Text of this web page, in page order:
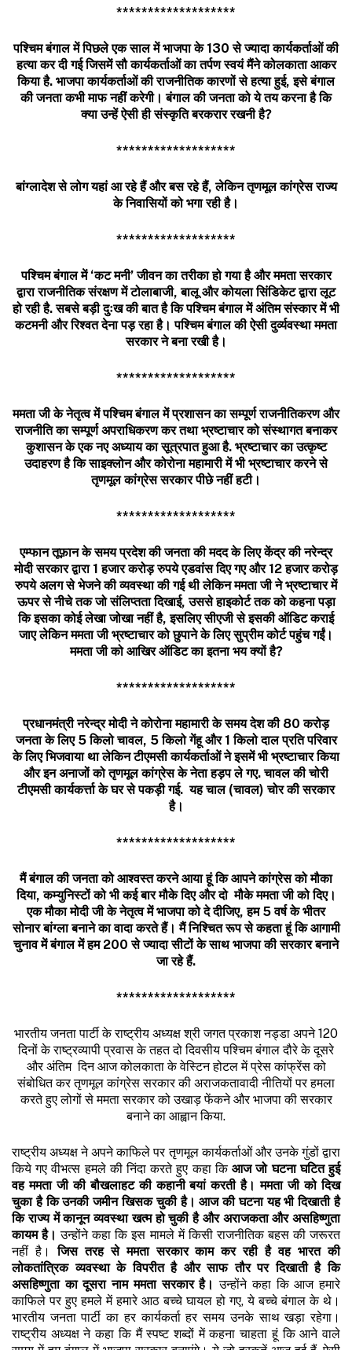
*******************
पश्चिम बंगाल में पिछले एक साल में भाजपा के 130 से ज्यादा कार्यकर्ताओं की
हत्या कर दी गई जिसमें सौ कार्यकर्ताओं का तर्पण स्वयं मैंने कोलकाता आकर
किया है. भाजपा कार्यकर्ताओं की राजनीतिक कारणों से हत्या हुई,इसे बंगाल
की जनता कभी माफ नहीं करेगी। बंगाल की जनता को ये तय करना है कि
क्या उन्हें ऐसी ही संस्कृति बरकरार रखनी है?
*******************
बांग्लादेश से लोग यहां आ रहे हैं और बस रहे हैं,लेकिन तृणमूल कांग्रेस राज्य
के निवासियों को भगा रही है।
*******************
पश्चिम बंगाल में ‘कट मनी’ जीवन का तरीका हो गया है और ममता सरकार
द्वारा राजनीतिक संरक्षण में टोलाबाजी,बालू और कोयला सिंडिकेट द्वारा लूट
हो रही है. सबसे बड़ी दुःख की बात है कि पश्चिम बंगाल में अंतिम संस्कार में भी
कटमनी और रिश्वत देना पड़ रहा है। पश्चिम बंगाल की ऐसी दुर्व्यवस्था ममता
सरकार ने बना रखी है।
*******************
ममता जी के नेतृत्व में पश्चिम बंगाल में प्रशासन का सम्पूर्ण राजनीतिकरण और
राजनीति का सम्पूर्ण अपराधिकरण कर तथा भ्रष्टाचार को संस्थागत बनाकर
कुशासन के एक नए अध्याय का सूत्रपात हुआ है. भ्रष्टाचार का उत्कृष्ट
उदाहरण है कि साइक्लोन और कोरोना महामारी में भी भ्रष्टाचार करने से
तृणमूल कांग्रेस सरकार पीछे नहीं हटी।
*******************
एम्फान तूफ़ान के समय प्रदेश की जनता की मदद के लिए केंद्र की नरेन्द्र
मोदी सरकार द्वारा 1हजार करोड़ रुपये एडवांस दिए गए और 12हजार करोड़
रुपये अलग से भेजने की व्यवस्था की गई थी लेकिन ममता जी ने भ्रष्टाचार में
ऊपर से नीचे तक जो संलिप्तता दिखाई,उससे हाइकोर्ट तक को कहना पड़ा
कि इसका कोई लेखा जोखा नहीं है,इसलिए सीएजी से इसकी ऑडिट कराई
जाए लेकिन ममता जी भ्रष्टाचार को छुपाने के लिए सुप्रीम कोर्ट पहुंच गईं।
ममता जी को आखिर ऑडिट का इतना भय क्यों है?
*******************
प्रधानमंत्री नरेन्द्र मोदी ने कोरोना महामारी के समय देश की 80 करोड़
जनता के लिए 5 किलो चावल, 5 किलो गेंहू और 1 किलो दाल प्रति परिवार
के लिए भिजवाया था लेकिन टीएमसी कार्यकर्ताओं ने इसमें भी भ्रष्टाचार किया
और इन अनाजों को तृणमूल कांग्रेस के नेता हड़प ले गए. चावल की चोरी
टीएमसी कार्यकर्त्ता के घर से पकड़ी गई. यह चाल (चावल) चोर की सरकार
है।
*******************
मैं बंगाल की जनता को आश्वस्त करने आया हूं कि आपने कांग्रेस को मौका
दिया,कम्युनिस्टों को भी कई बार मौके दिए और दो मौके ममता जी को दिए।
एक मौका मोदी जी के नेतृत्व में भाजपा को दे दीजिए,हम5वर्ष के भीतर
सोनार बांग्ला बनाने का वादा करते हैं। मैं निश्चित रूप से कहता हूं कि आगामी
चुनाव में बंगाल में हम200से ज्यादा सीटों के साथ भाजपा की सरकार बनाने
जा रहे हैं.
*******************
भारतीय जनता पार्टी के राष्ट्रीय अध्यक्ष श्री जगत प्रकाश नड्डा अपने 120
दिनों के राष्ट्रव्यापी प्रवास के तहत दो दिवसीय पश्चिम बंगाल दौरे के दूसरे
और अंतिम दिन आज कोलकाता के वेस्टिन होटल में प्रेस कांफ्रेंस को
संबोधित कर तृणमूल कांग्रेस सरकार की अराजकतावादी नीतियों पर हमला
करते हुए लोगों से ममता सरकार को उखाड़ फेंकने और भाजपा की सरकार
बनाने का आह्वान किया.
राष्ट्रीय अध्यक्ष ने अपने काफिले पर तृणमूल कार्यकर्ताओं और उनके गुंडों द्वारा
किये गए वीभत्स हमले की निंदा करते हुए कहा किआज जो घटना घटित हुई
वह ममता जी की बौखलाहट की कहानी बयां करती है। ममता जी को दिख
चुका है कि उनकी जमीन खिसक चुकी है। आज की घटना यह भी दिखाती है
कि राज्य में कानून व्यवस्था खत्म हो चुकी है और अराजकता और असहिष्णुता
कायम है। उन्होंने कहा कि इस मामले में किसी राजनीतिक बहस की जरूरत
नहीं है।जिस तरह से ममता सरकार काम कर रही है वह भारत की
लोकतांत्रिक व्यवस्था के विपरीत है और साफ तौर पर दिखाती है कि
असहिष्णुता का दूसरा नाम ममता सरकार है। उन्होंने कहा कि आज हमारे
काफिले पर हुए हमले में हमारे आठ बच्चे घायल हो गए, ये बच्चे बंगाल के थे।
भारतीय जनता पार्टी का हर कार्यकर्ता हर समय उनके साथ खड़ा रहेगा।
राष्ट्रीय अध्यक्ष ने कहा कि मैं स्पष्ट शब्दों में कहना चाहता हूं कि आने वाले